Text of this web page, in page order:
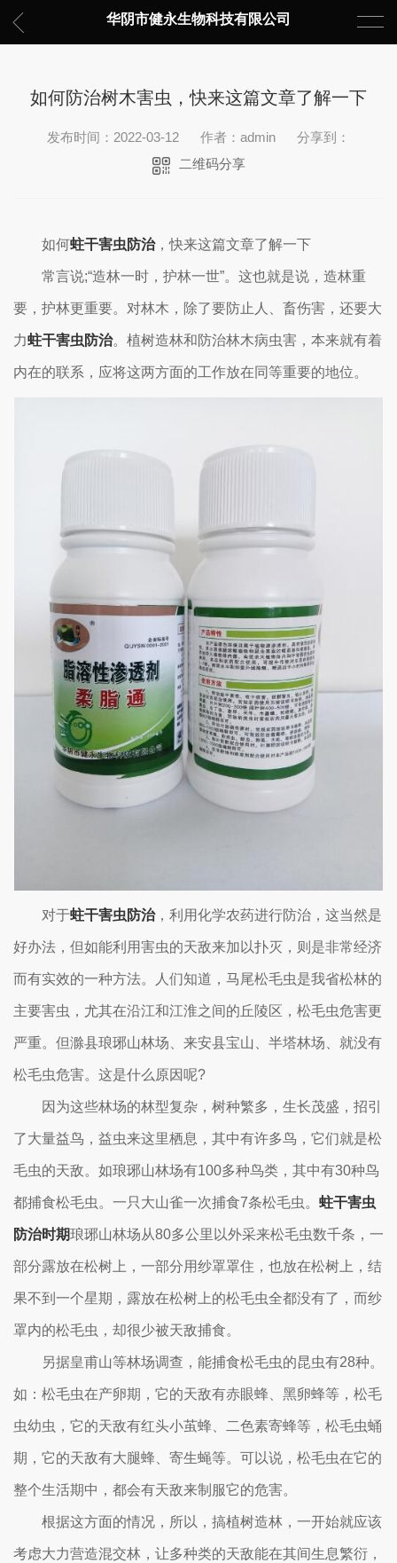
华阴市健永生物科技有限公司
如何防治树木害虫，快来这篇文章了解一下
发布时间：2022-03-12 作者：admin
分享到：
二维码分享
如何蛀干害虫防治，快来这篇文章了解一下
常言说;“造林一时，护林一世”。这也就是说，造林重
要，护林更重要。对林木，除了要防止人、畜伤害，还要大
力蛀干害虫防治。植树造林和防治林木病虫害，本来就有着
内在的联系，应将这两方面的工作放在同等重要的地位。
对于蛀干害虫防治，利用化学农药进行防治，这当然是
好办法，但如能利用害虫的天敌来加以扑灭，则是非常经济
而有实效的一种方法。人们知道，马尾松毛虫是我省松林的
主要害虫，尤其在沿江和江淮之间的丘陵区，松毛虫危害更
严重。但滁县琅琊山林场、来安县宝山、半塔林场、就没有
松毛虫危害。这是什么原因呢?
因为这些林场的林型复杂，树种繁多，生长茂盛，招引
了大量益鸟，益虫来这里栖息，其中有许多鸟，它们就是松
毛虫的天敌。如琅琊山林场有100多种鸟类，其中有30种鸟
都捕食松毛虫。一只大山雀一次捕食7条松毛虫。 蛀干害虫
防治时期琅琊山林场从80多公里以外采来松毛虫数千条，一
部分露放在松树上，一部分用纱罩罩住，也放在松树上，结
果不到一个星期，露放在松树上的松毛虫全都没有了，而纱
罩内的松毛虫，却很少被天敌捕食。
另据皇甫山等林场调查，能捕食松毛虫的昆虫有28种。
如：松毛虫在产卵期，它的天敌有赤眼蜂、黑卵蜂等，松毛
虫幼虫，它的天敌有红头小茧蜂、二色素寄蜂等，松毛虫蛹
期，它的天敌有大腿蜂、寄生蝇等。可以说，松毛虫在它的
整个生活期中，都会有天敌来制服它的危害。
根据这方面的情况，所以，搞植树造林，一开始就应该
考虑大力营造混交林，让多种类的天敌能在其间生息繁衍，